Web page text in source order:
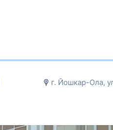
г. Йошкар-Ола,